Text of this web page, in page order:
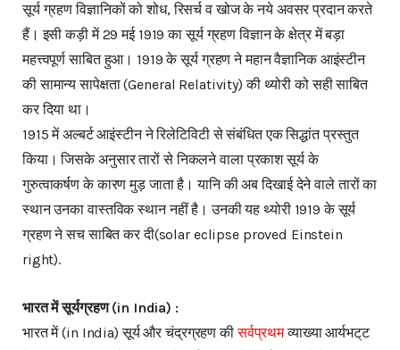
सूर्य ग्रहण विज्ञानिकों को शोध, रिसर्च व खोज के नये अवसर प्रदान करते
हैं। इसी कड़ी में 29 मई 1919 का सूर्य ग्रहण विज्ञान के क्षेत्र में बड़ा
महत्त्वपूर्ण साबित हुआ। 1919 के सूर्य ग्रहण ने महान वैज्ञानिक आइंस्टीन
की सामान्य सापेक्षता (General Relativity) की थ्योरी को सही साबित
कर दिया था।
1915 में अल्बर्ट आइंस्टीन ने रिलेटिविटी से संबंधित एक सिद्धांत प्रस्तुत
किया। जिसके अनुसार तारों से निकलने वाला प्रकाश सूर्य के
गुरुत्वाकर्षण के कारण मुड़ जाता है। यानि की अब दिखाई देने वाले तारों का
स्थान उनका वास्तविक स्थान नहीं है। उनकी यह थ्योरी 1919 के सूर्य
ग्रहण ने सच साबित कर दी(solar eclipse proved Einstein
right).
भारत में सूर्यग्रहण (in India) :
भारत में (in India) सूर्य और चंद्रग्रहण कीसर्वप्रथमव्याख्या आर्यभट्‌ट